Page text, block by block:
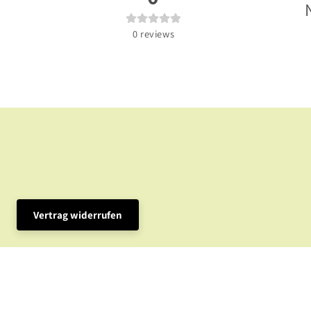
0 reviews
Vertrag widerrufen